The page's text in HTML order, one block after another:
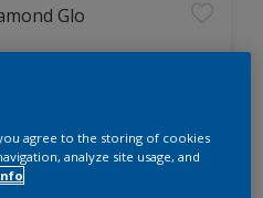
Glo
COVERAGE
(ask dulux) untuk informasi
agree to the storing of cookies
analyze site usage, and